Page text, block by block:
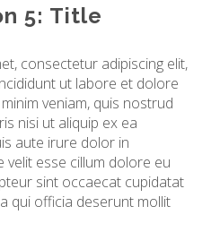
5: Title
consectetur adipiscing elit,
ut labore et dolore
veniam, quis nostrud
nisi ut aliquip ex ea
aute irure dolor in
esse cillum dolore eu
sint occaecat cupidatat
qui officia deserunt mollit